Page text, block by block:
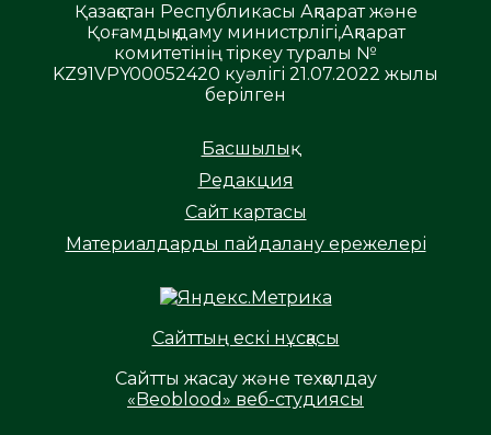
Қазақстан Республикасы Ақпарат және
Қоғамдық даму министрлігі,Ақпарат
комитетінің тіркеу туралы №
KZ91VPY00052420 куәлігі 21.07.2022 жылы
берілген
Басшылық
Редакция
Сайт картасы
Материалдарды пайдалану ережелері
Сайттың ескі нұсқасы
Сайтты жасау және техқолдау
«Beoblood» веб-студиясы